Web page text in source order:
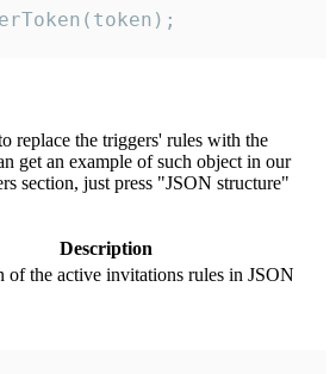
replace the triggers' rules with the
get an example of such object in our
section, just press "JSON structure"
Description
of the active invitations rules in JSON